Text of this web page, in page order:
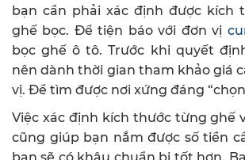
bạn cần phải xác định được kích
ghế bọc. Để tiện báo với đơn vị
bọc ghế ô tô. Trước khi quyết
nên dành thời gian tham khảo giá
vị. Để tìm được nơi xứng đáng
Việc xác định kích thước từng ghế
cũng giúp bạn nắm được số tiền